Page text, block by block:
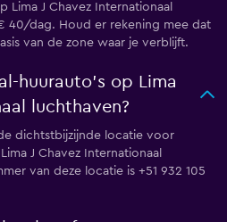
Lima J Chavez Internationaal
40/dag. Houd er rekening mee dat
van de zone waar je verblijft.
huurauto's op Lima
luchthaven?
dichtstbijzijnde locatie voor
J Chavez Internationaal
van deze locatie is +51 932 105